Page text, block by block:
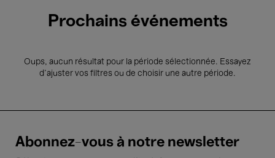
Prochains événements
Oups, aucun résultat pour la période sélectionnée. Essayez
d’ajuster vos filtres ou de choisir une autre période.
Abonnez-vous à notre newsletter